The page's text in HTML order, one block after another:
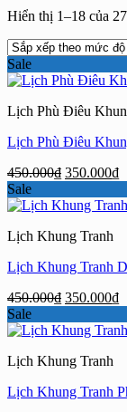
Hiển thị 1–18 của
Sale
Lịch Phù Điêu
Lịch Phù Điêu
450.000₫ Giá
là:
350.000₫
tại
Sale
Lịch Khung Tranh
Lịch Khung Tranh
450.000₫ Giá
là:
350.000₫
tại
Sale
Lịch Khung Tranh
Lịch Khung Tranh